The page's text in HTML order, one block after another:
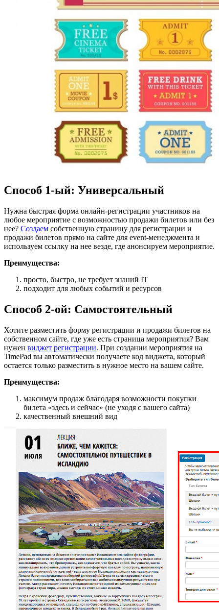
Способ 1-ый: Универсальный
Нужна быстрая форма онлайн-регистрации участников на
любое мероприятие с возможностью продажи билетов или без
нее? Создаем собственную страницу для регистрации и
продажи билетов прямо на сайте для event-менеджмента и
используем ссылку на нее везде, где анонсируем мероприятие.
Преимущества:
просто, быстро, не требует знаний IT
подходит для любых событий и ресурсов
Способ 2-ой: Самостоятельный
Хотите разместить форму регистрации и продажи билетов на
собственном сайте, где уже есть страница мероприятия? Вам
нужен виджет регистрации. При создании мероприятия на
TimePad вы автоматически получаете код виджета, который
остается только разместить в нужное место на вашем сайте.
Преимущества:
максимум продаж благодаря возможности покупки
билета «здесь и сейчас» (не уходя с вашего сайта)
качественный внешний вид